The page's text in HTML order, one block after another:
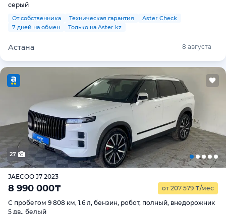
серый
От собственника Техническая гарантия
Aster Check
7 дней на обмен
Только на Aster.kz
Астана 8 августа
27
JAECOO J7 2023
8 990 000₸ от 207 579 ₸/мес
С пробегом 9 808 км, 1.6 л, бензин, робот, полный, внедорожник
5 дв., белый